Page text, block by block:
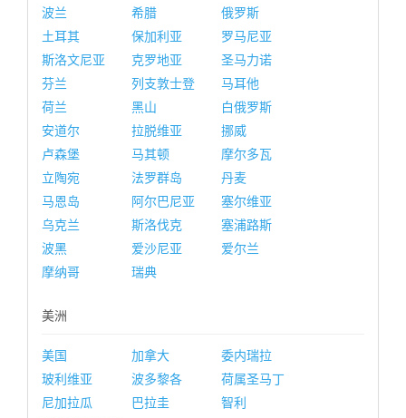
波兰
希腊
俄罗斯
土耳其
保加利亚
罗马尼亚
斯洛文尼亚
克罗地亚
圣马力诺
芬兰
列支敦士登
马耳他
荷兰
黑山
白俄罗斯
安道尔
拉脱维亚
挪威
卢森堡
马其顿
摩尔多瓦
立陶宛
法罗群岛
丹麦
马恩岛
阿尔巴尼亚
塞尔维亚
乌克兰
斯洛伐克
塞浦路斯
波黑
爱沙尼亚
爱尔兰
摩纳哥
瑞典
美洲
美国 加拿大
委内瑞拉
玻利维亚
波多黎各
荷属圣马丁
尼加拉瓜
巴拉圭
智利